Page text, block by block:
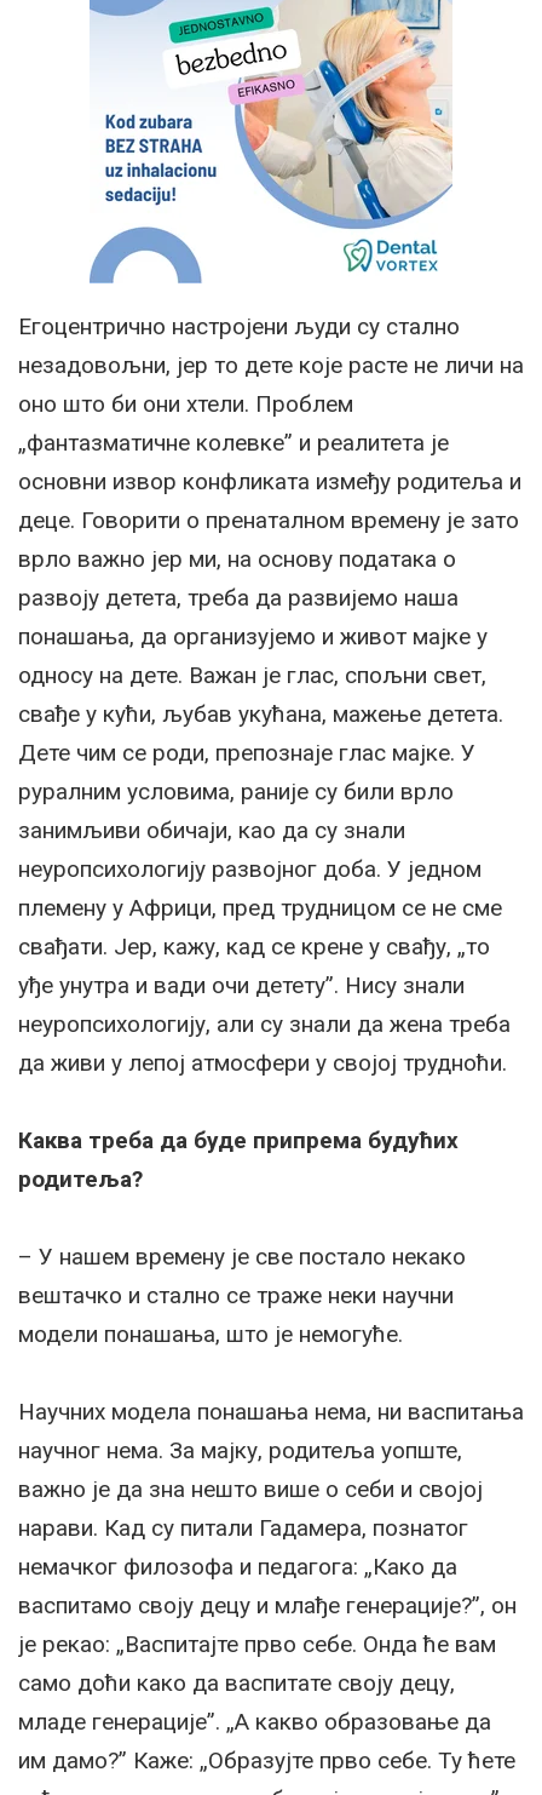
Егоцентрично настројени људи су стално
незадовољни, јер то дете које расте не личи на
оно што би они хтели. Проблем
„фантазматичне колевке” и реалитета је
основни извор конфликата између родитеља и
деце. Говорити о пренаталном времену је зато
врло важно јер ми, на основу података о
развоју детета, треба да развијемо наша
понашања, да организујемо и живот мајке у
односу на дете. Важан је глас, спољни свет,
свађе у кући, љубав укућана, мажење детета.
Дете чим се роди, препознаје глас мајке. У
руралним условима, раније су били врло
занимљиви обичаји, као да су знали
неуропсихологију развојног доба. У једном
племену у Африци, пред трудницом се не сме
свађати. Јер, кажу, кад се крене у свађу, „то
уђе унутра и вади очи детету”. Нису знали
неуропсихологију, али су знали да жена треба
да живи у лепој атмосфери у својој трудноћи.
Каква треба да буде припрема будућих
родитеља?
– У нашем времену је све постало некако
вештачко и стално се траже неки научни
модели понашања, што је немогуће.
Научних модела понашања нема, ни васпитања
научног нема. За мајку, родитеља уопште,
важно је да зна нешто више о себи и својој
нарави. Кад су питали Гадамера, познатог
немачког филозофа и педагога: „Како да
васпитамо своју децу и млађе генерације?”, он
је рекао: „Васпитајте прво себе. Онда ће вам
само доћи како да васпитате своју децу,
младе генерације”. „А какво образовање да
им дамо?” Каже: „Образујте прво себе. Ту ћете